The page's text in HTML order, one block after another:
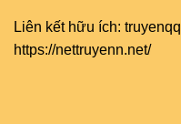
Liên kết hữu ích:
https://nettruyenn.net/